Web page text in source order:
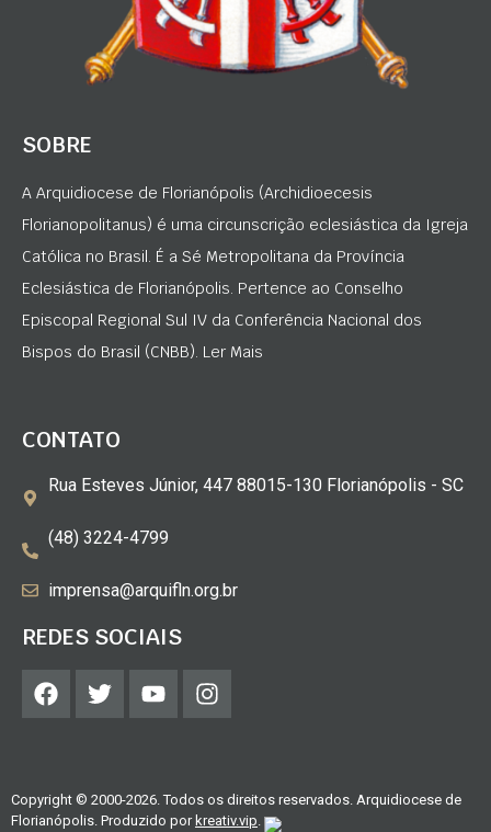
SOBRE
A Arquidiocese de Florianópolis (Archidioecesis
Florianopolitanus) é uma circunscrição eclesiástica da Igreja
Católica no Brasil. É a Sé Metropolitana da Província
Eclesiástica de Florianópolis. Pertence ao Conselho
Episcopal Regional Sul IV da Conferência Nacional dos
Bispos do Brasil (CNBB). Ler Mais
CONTATO
Rua Esteves Júnior, 447 88015-130 Florianópolis - SC
(48) 3224-4799
imprensa@arquifln.org.br
REDES SOCIAIS
Copyright © 2000-2026. Todos os direitos reservados. Arquidiocese de
Florianópolis. Produzido por kreativ.vip